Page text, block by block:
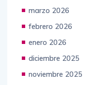
marzo 2026
febrero 2026
enero 2026
diciembre 2025
noviembre 2025